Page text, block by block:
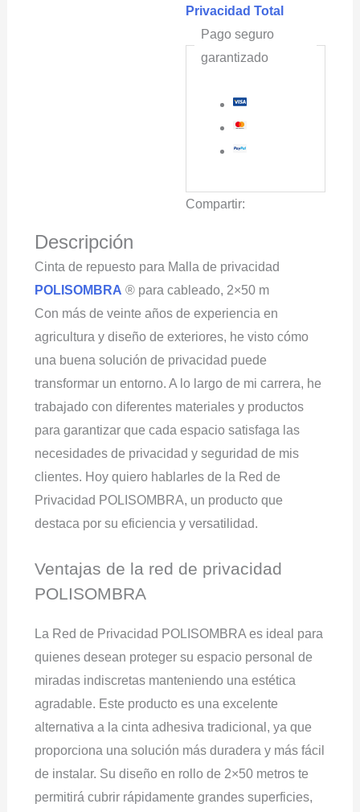
Alambrado,
2x50m
cantidad
Privacidad Total
Pago seguro
garantizado
Compartir:
Descripción
Cinta de repuesto para Malla de privacidad
POLISOMBRA ® para cableado, 2×50 m
Con más de veinte años de experiencia en
agricultura y diseño de exteriores, he visto cómo
una buena solución de privacidad puede
transformar un entorno. A lo largo de mi carrera, he
trabajado con diferentes materiales y productos
para garantizar que cada espacio satisfaga las
necesidades de privacidad y seguridad de mis
clientes. Hoy quiero hablarles de la Red de
Privacidad POLISOMBRA, un producto que
destaca por su eficiencia y versatilidad.
Ventajas de la red de privacidad
POLISOMBRA
La Red de Privacidad POLISOMBRA es ideal para
quienes desean proteger su espacio personal de
miradas indiscretas manteniendo una estética
agradable. Este producto es una excelente
alternativa a la cinta adhesiva tradicional, ya que
proporciona una solución más duradera y más fácil
de instalar. Su diseño en rollo de 2×50 metros te
permitirá cubrir rápidamente grandes superficies,